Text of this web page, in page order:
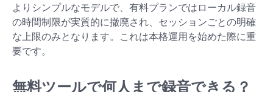
よりシンプルなモデルで、有料プランではローカル録音
の時間制限が実質的に撤廃され、セッションごとの明確
な上限のみとなります。これは本格運用を始めた際に重
要です。
無料ツールで何人まで録音できる？